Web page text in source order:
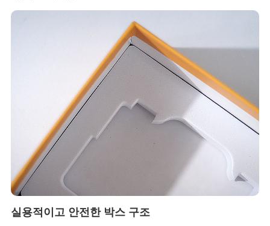
실용적이고 안전한 박스 구조